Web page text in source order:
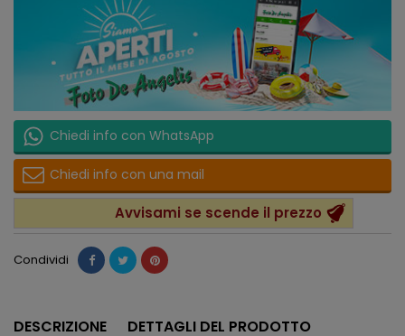
Chiedi info con WhatsApp
Chiedi info con una mail
Avvisami se scende il prezzo
Condividi
DESCRIZIONE DETTAGLI DEL PRODOTTO